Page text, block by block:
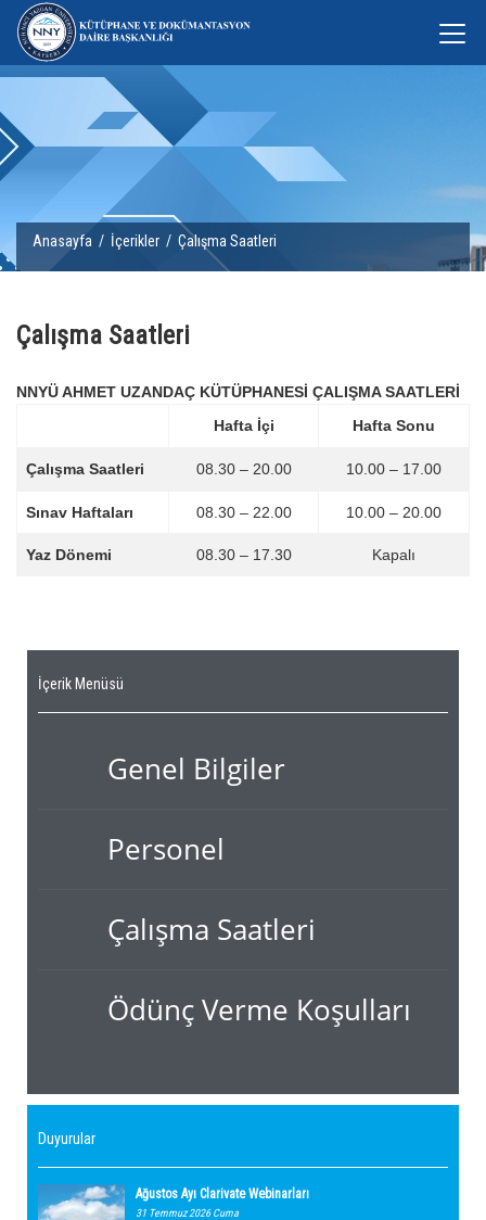
Anasayfa / İçerikler / Çalışma Saatleri
Çalışma Saatleri
NNYÜ AHMET UZANDAÇ KÜTÜPHANESİ ÇALIŞMA SAATLERİ
Hafta İçi
Hafta Sonu
Çalışma Saatleri 08.30 – 20.00 10.00 – 17.00
Sınav Haftaları 08.30 – 22.00 10.00 – 20.00
Yaz Dönemi 08.30 – 17.30 Kapalı
İçerik Menüsü
Genel Bilgiler
Personel
Çalışma Saatleri
Ödünç Verme Koşulları
Duyurular
Ağustos Ayı Clarivate Webinarları
31 Temmuz 2026 Cuma